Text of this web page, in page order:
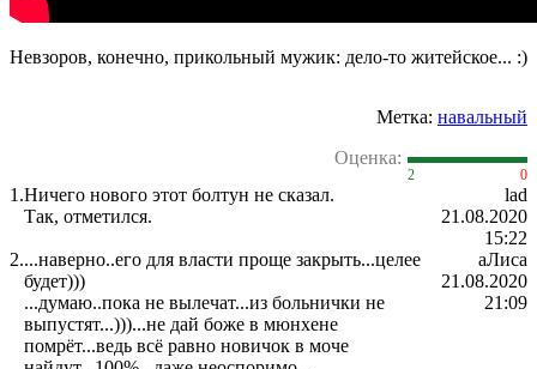
Невзоров, конечно, прикольный мужик: дело-то житейское... :)
Метка: навальный
Оценка:
2 0
1.Ничего нового этот болтун не сказал.
Так, отметился.
lad
21.08.2020
15:22
2....наверно..его для власти проще закрыть...целее
будет)))
...думаю..пока не вылечат...из больнички не
выпустят...)))...не дай боже в мюнхене
помрёт...ведь всё равно новичок в моче
аЛиса
21.08.2020
21:09